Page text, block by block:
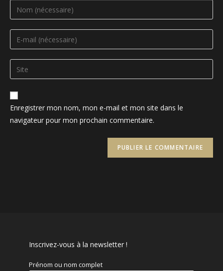
Enter
your
name
comment
Enter
your
email
address
comment
Saisir
l’URL
de
votre
(facultatif)
Enregistrer mon nom, mon e-mail et mon site dans le
navigateur pour mon prochain commentaire.
Inscrivez-vous à la newsletter !
Prénom ou nom complet